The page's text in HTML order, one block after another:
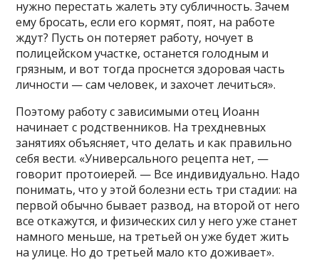
нужно перестать жалеть эту субличность. Зачем
ему бросать, если его кормят, поят, на работе
ждут? Пусть он потеряет работу, ночует в
полицейском участке, останется голодным и
грязным, и вот тогда проснется здоровая часть
личности — сам человек, и захочет лечиться».
Поэтому работу с зависимыми отец Иоанн
начинает с родственников. На трехдневных
занятиях объясняет, что делать и как правильно
себя вести. «Универсального рецепта нет, —
говорит протоиерей. — Все индивидуально. Надо
понимать, что у этой болезни есть три стадии: на
первой обычно бывает развод, на второй от него
все откажутся, и физических сил у него уже станет
намного меньше, на третьей он уже будет жить
на улице. Но до третьей мало кто доживает».